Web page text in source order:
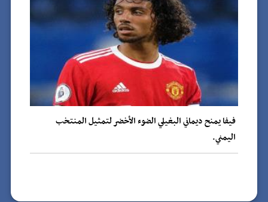
فيفا يمنح ديماني البغيلي الضوء الأخضر لتمثيل المنتخب
اليمني.